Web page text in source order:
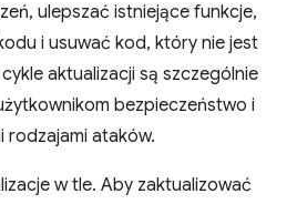
ulepszać istniejące funkcje,
i usuwać kod, który nie jest
aktualizacji są szczególnie
bezpieczeństwo i
ataków.
w tle. Aby zaktualizować